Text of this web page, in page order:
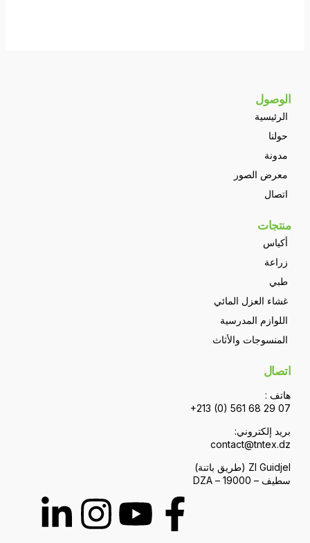
الوصول
الرئيسية
حولنا
مدونة
معرض الصور
اتصال
منتجات
أكياس
زراعة
طبي
غشاء العزل المائي
اللوازم المدرسية
المنسوجات والأثاث
اتصال
هاتف :
+213 (0) 561 68 29 07
بريد إلكتروني:
contact@tntex.dz
ZI Guidjel (طريق باتنة)
سطيف – 19000 – DZA